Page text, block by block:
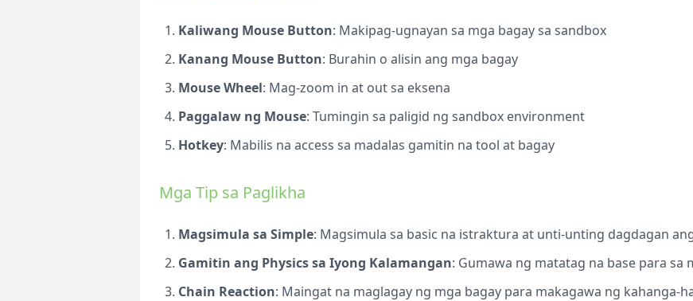
Kaliwang Mouse Button: Makipag-ugnayan sa mga bagay sa sandbox
Kanang Mouse Button: Burahin o alisin ang mga bagay
Mouse Wheel: Mag-zoom in at out sa eksena
Paggalaw ng Mouse: Tumingin sa paligid ng sandbox environment
Hotkey: Mabilis na access sa madalas gamitin na tool at bagay
Mga Tip sa Paglikha
Magsimula sa Simple: Magsimula sa basic na istraktura at unti-unting dagdagan
Gamitin ang Physics sa Iyong Kalamangan: Gumawa ng matatag na base para sa
Chain Reaction: Maingat na maglagay ng mga bagay para makagawa ng kahanga-